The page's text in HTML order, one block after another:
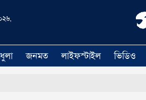
জনমত লাইফস্টাইল ভিডিও